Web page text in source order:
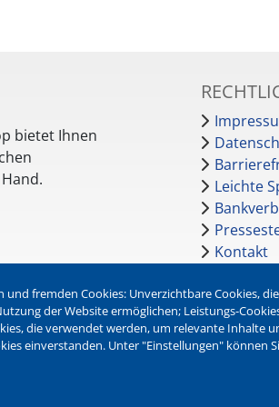
bietet Ihnen
Leichte
Kontakt
Jetzt die
fremden Cookies: Unverzichtbare Cookies,
der Website ermöglichen; Leistungs-
die verwendet werden, um relevante Inhalte
einverstanden. Unter "Einstellungen" können